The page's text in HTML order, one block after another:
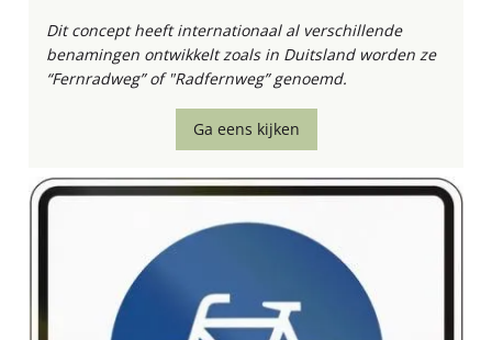
Dit concept heeft internationaal al verschillende
benamingen ontwikkelt zoals in Duitsland worden ze
“Fernradweg” of "Radfernweg” genoemd.
Ga eens kijken